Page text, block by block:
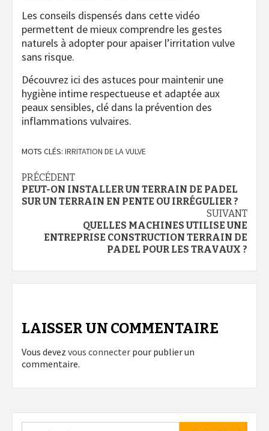
Les conseils dispensés dans cette vidéo
permettent de mieux comprendre les gestes
naturels à adopter pour apaiser l’irritation vulve
sans risque.
Découvrez ici des astuces pour maintenir une
hygiène intime respectueuse et adaptée aux
peaux sensibles, clé dans la prévention des
inflammations vulvaires.
MOTS CLÉS: IRRITATION DE LA VULVE
Navigation
d’article
PRÉCÉDENT
PEUT-ON INSTALLER UN TERRAIN DE PADEL
SUR UN TERRAIN EN PENTE OU IRRÉGULIER ?
SUIVANT
QUELLES MACHINES UTILISE UNE
ENTREPRISE CONSTRUCTION TERRAIN DE
PADEL POUR LES TRAVAUX ?
LAISSER UN COMMENTAIRE
Vous devez vous connecter pour publier un
commentaire.